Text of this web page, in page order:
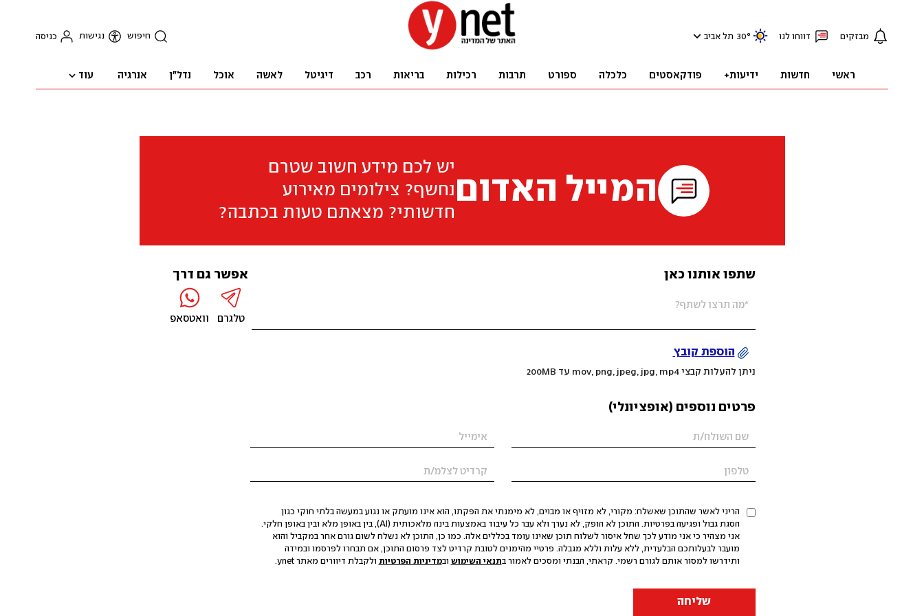
מבזקים דווחו לנו 30° תל אביב חיפוש נגישות כניסה
ראשי חדשות ידיעות+ פודקאסטים כלכלה ספורט תרבות רכילות בריאות רכב דיגיטל לאשה אוכל נדל"ן אנרגיה עוד
המייל האדום
יש לכם מידע חשוב שטרם
נחשף? צילומים מאירוע
חדשותי? מצאתם טעות בכתבה?
שתפו אותנו כאן
הוספת קובץ
ניתן להעלות קבצי mov, png, jpeg, jpg, mp4 עד 200MB
פרטים נוספים (אופציונלי)
הריני לאשר שהתוכן שאשלח: מקורי, לא מזויף או מבוים, לא מימנתי את הפקתו, הוא אינו מועתק או נגוע במעשה בלתי חוקי כגון
הסגת גבול ופגיעה בפרטיות. התוכן לא הופק, לא נערך ולא עבר כל עיבוד באמצעות בינה מלאכותית (AI), בין באופן מלא ובין באופן חלקי.
אני מצהיר כי אני מודע לכך שחל איסור לשלוח תוכן שאינו עומד בכללים אלה. כמו כן, התוכן לא נשלח לשום גורם אחר במקביל והוא
מועבר לבעלותכם הבלעדית, ללא עלות וללא מגבלה. פרטיי מהימנים לטובת קרדיט לצד פרסום התוכן, אם תבחרו לפרסמו ובמידה
ותידרשו למסור אותם לגורם רשמי. קראתי, הבנתי ומסכים לאמור בתנאי השימוש ובמדיניות הפרטיות ולקבלת דיוורים מאתר ynet.
שליחה
אפשר גם דרך
טלגרם וואטסאפ